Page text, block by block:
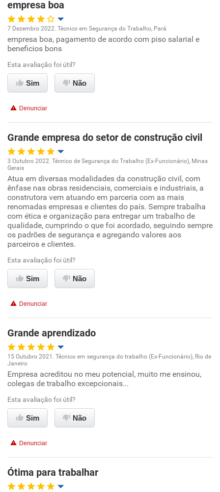
Recomenda esta empresa
empresa boa
Oportunidade de promoção
Ambiente de trabalho
Conciliação com a vida familiar
Recomenda esta empresa
7 Dezembro 2022. Técnico em Segurança do Trabalho, Pará
empresa boa, pagamento de acordo com piso salarial e
beneficios bons
Esta avaliação foi útil?
Sim Não
Denunciar
Grande empresa do setor de construção civil
Oportunidade de promoção
Ambiente de trabalho
Conciliação com a vida familiar
Benefícios
Recomenda esta empresa
3 Outubro 2022. Técnico de Segurança do Trabalho (Ex-Funcionário), Minas
Gerais
Atua em diversas modalidades da construção civil, com
ênfase nas obras residenciais, comerciais e industriais, a
construtora vem atuando em parceria com as mais
renomadas empresas e clientes do país. Sempre trabalha
com ética e organização para entregar um trabalho de
qualidade, cumprindo o que foi acordado, seguindo sempre
os padrões de segurança e agregando valores aos
parceiros e clientes.
Esta avaliação foi útil?
Sim Não
Denunciar
Grande aprendizado
Oportunidade de promoção
Conciliação com a vida familiar
Benefícios
Recomenda esta empresa
15 Outubro 2021. Técnico em segurança do trabalho (Ex-Funcionário), Rio de
Janeiro
Empresa acreditou no meu potencial, muito me ensinou,
colegas de trabalho excepcionais...
Esta avaliação foi útil?
Sim Não
Denunciar
Ótima para trabalhar